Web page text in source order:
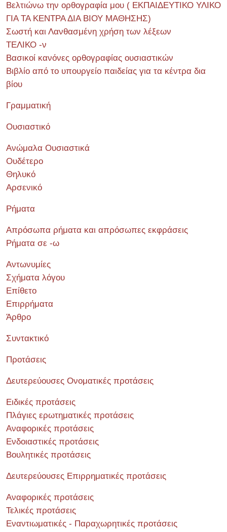
Βελτιώνω την ορθογραφία μου ( ΕΚΠΑΙΔΕΥΤΙΚΟ ΥΛΙΚΟ
ΓΙΑ ΤΑ ΚΕΝΤΡΑ ΔΙΑ ΒΙΟΥ ΜΑΘΗΣΗΣ)
Σωστή και Λανθασμένη χρήση των λέξεων
ΤΕΛΙΚΟ -ν
Βασικοί κανόνες ορθογραφίας ουσιαστικών
Βιβλίο από το υπουργείο παιδείας για τα κέντρα δια
βίου
Γραμματική
Ουσιαστικό
Ανώμαλα Ουσιαστικά
Ουδέτερο
Θηλυκό
Αρσενικό
Ρήματα
Απρόσωπα ρήματα και απρόσωπες εκφράσεις
Ρήματα σε -ω
Αντωνυμίες
Σχήματα λόγου
Επίθετο
Επιρρήματα
Άρθρο
Συντακτικό
Προτάσεις
Δευτερεύουσες Ονοματικές προτάσεις
Ειδικές προτάσεις
Πλάγιες ερωτηματικές προτάσεις
Αναφορικές προτάσεις
Ενδοιαστικές προτάσεις
Βουλητικές προτάσεις
Δευτερεύουσες Επιρρηματικές προτάσεις
Αναφορικές προτάσεις
Τελικές προτάσεις
Εναντιωματικές - Παραχωρητικές προτάσεις